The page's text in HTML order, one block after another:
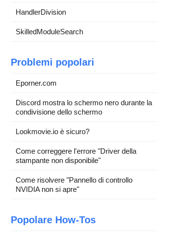
HandlerDivision
SkilledModuleSearch
Problemi popolari
Eporner.com
Discord mostra lo schermo nero durante la
condivisione dello schermo
Lookmovie.io è sicuro?
Come correggere l'errore "Driver della
stampante non disponibile"
Come risolvere "Pannello di controllo
NVIDIA non si apre"
Popolare How-Tos